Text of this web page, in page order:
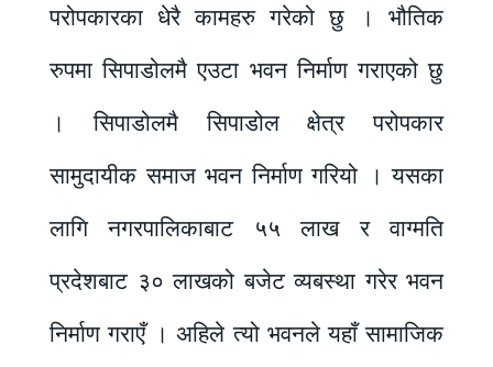
परोपकारका धेरै कामहरु गरेको छु । भौतिक
रुपमा सिपाडोलमै एउटा भवन निर्माण गराएको छु
। सिपाडोलमै सिपाडोल क्षेत्र परोपकार
सामुदायीक समाज भवन निर्माण गरियो । यसका
लागि नगरपालिकाबाट ५५ लाख र वाग्मति
प्रदेशबाट ३० लाखको बजेट व्यबस्था गरेर भवन
निर्माण गराएँ । अहिले त्यो भवनले यहाँ सामाजिक